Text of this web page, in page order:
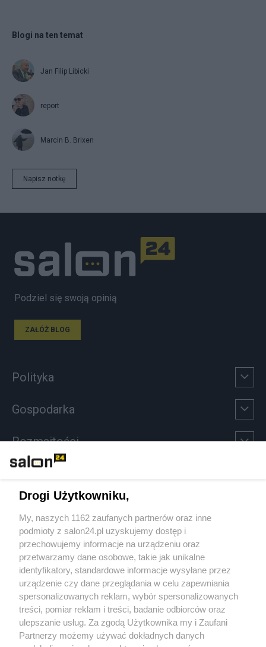
Blogi na ten temat
Jan Filip Libicki
report
Marcin B. Brixen
Napisz notkę
Podziel się swoją opinią
ZAŁÓŻ BLOG
Polityka
Gospodarka
Rozmaitości
Sport
Społeczeństwo
Kultura
X Facebook Instagram Youtube
Drogi Użytkowniku,
My, naszych 1162 zaufanych partnerów oraz inne
podmioty z salon24.pl uzyskujemy dostęp i
przechowujemy informacje na urządzeniu oraz
przetwarzamy dane osobowe, takie jak unikalne
identyfikatory, standardowe informacje wysyłane przez
urządzenie czy dane przeglądania w celu zapewniania
spersonalizowanych reklam, wybór spersonalizowanych
treści, pomiar reklam i treści, badanie odbiorców oraz
ulepszanie usług. Za zgodą Użytkownika my i Zaufani
Partnerzy możemy używać dokładnych danych